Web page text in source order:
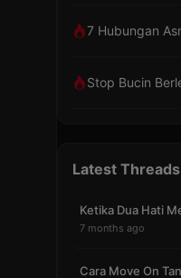
Latest Threads
7 months ago